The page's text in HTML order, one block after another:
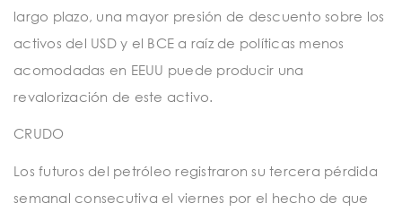
largo plazo, una mayor presión de descuento sobre los
activos del USD y el BCE a raíz de políticas menos
acomodadas en EEUU puede producir una
revalorización de este activo.
CRUDO
Los futuros del petróleo registraron su tercera pérdida
semanal consecutiva el viernes por el hecho de que